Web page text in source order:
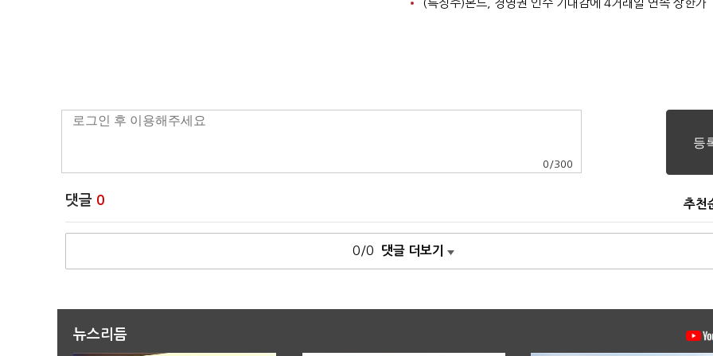
(특징주)본느, 경영권 인수 기대감에 4거래일 연속 상한가
0 /300
댓글 0 추천
0/0 댓글 더보기
뉴스리듬